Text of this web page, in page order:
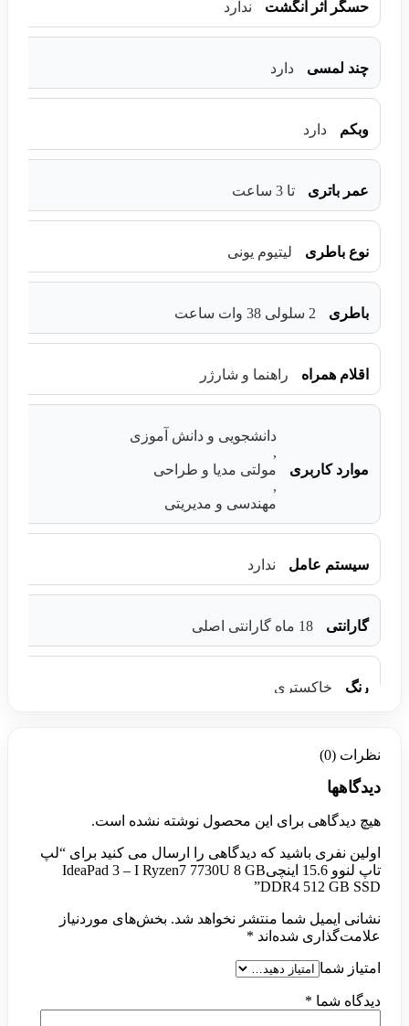
حسگر اثر انگشت ندارد
چند لمسی دارد
وبکم دارد
عمر باتری تا 3 ساعت
نوع باطری لیتیوم یونی
باطری 2 سلولی 38 وات ساعت
اقلام همراه راهنما و شارژر
موارد کاربری
دانشجویی و دانش آموزی
,
مولتی مدیا و طراحی
,
مهندسی و مدیریتی
سیستم عامل ندارد
گارانتی 18 ماه گارانتی اصلی
رنگ خاکستری
نظرات (0)
دیدگاهها
هیچ دیدگاهی برای این محصول نوشته نشده است.
اولین نفری باشید که دیدگاهی را ارسال می کنید برای “لپ
تاپ لنوو 15.6 اینچیIdeaPad 3 – I Ryzen7 7730U 8 GB
DDR4 512 GB SSD”
نشانی ایمیل شما منتشر نخواهد شد. بخش‌های موردنیاز
علامت‌گذاری شده‌اند *
امتیاز شما
دیدگاه شما *